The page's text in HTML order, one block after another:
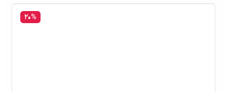
۲۰%